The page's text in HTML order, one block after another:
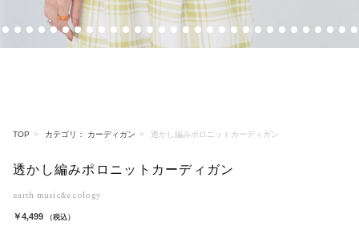
TOP カテゴリ： カーディガン 透かし編みポロニットカーディガン
透かし編みポロニットカーディガン
earth music&ecology
￥4,499 （税込）
1 2 3 4 5 6 7 8 9 10 11 12 13 14 15 16 17 18 19 20 21 22 23 24 25 26 27 28 29 30